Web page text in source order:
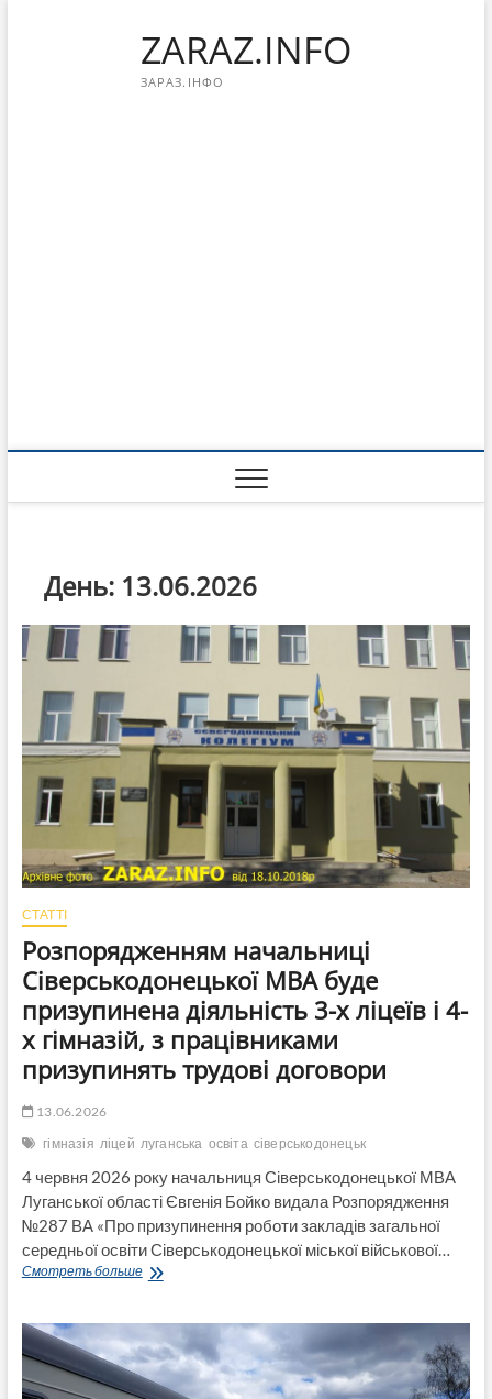
ZARAZ.INFO
ЗАРАЗ.ІНФО
День: 13.06.2026
СТАТТІ
Розпорядженням начальниці
Сіверськодонецької МВА буде
призупинена діяльність 3-х ліцеїв і 4-
х гімназій, з працівниками
призупинять трудові договори
13.06.2026
гімназія ліцей луганська освіта сіверськодонецьк
4 червня 2026 року начальниця Сіверськодонецької МВА
Луганської області Євгенія Бойко видала Розпорядження
№287 ВА «Про призупинення роботи закладів загальної
середньої освіти Сіверськодонецької міської військової…
Смотреть большеРозпорядженням
буде
призупинена
діяльність